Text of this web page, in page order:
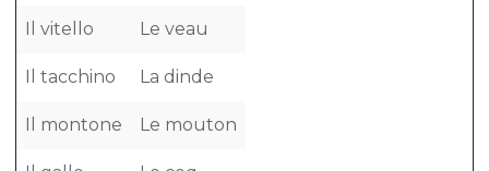
Il vitello Le veau
Il tacchino La dinde
Il montone Le mouton